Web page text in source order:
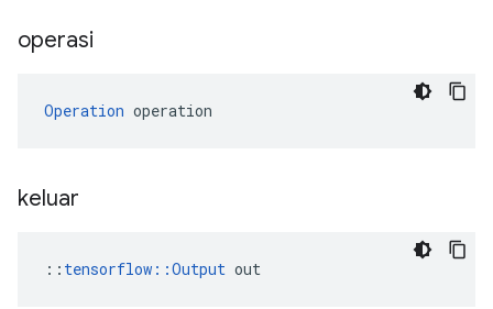
operasi
Operation operation
keluar
:: tensorflow::Output out